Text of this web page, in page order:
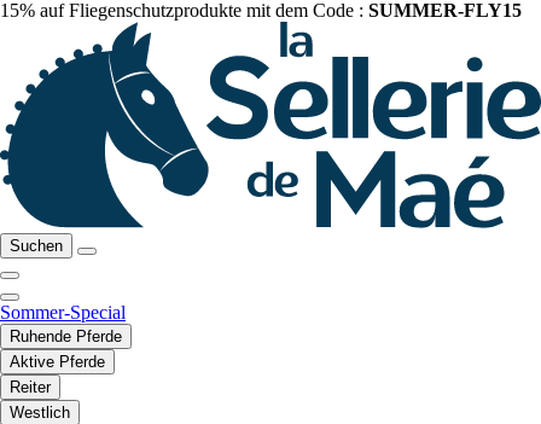
15% auf Fliegenschutzprodukte mit dem Code : SUMMER-FLY15
Suchen
Sommer-Special
Ruhende Pferde
Aktive Pferde
Reiter
Westlich